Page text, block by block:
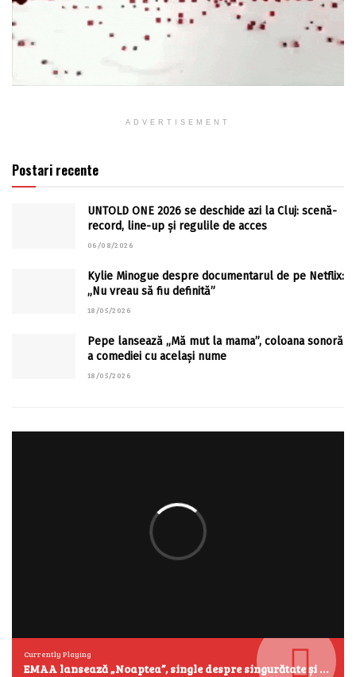
ADVERTISEMENT
Postari recente
UNTOLD ONE 2026 se deschide azi la Cluj: scenă-
record, line-up și regulile de acces
06/08/2026
Kylie Minogue despre documentarul de pe Netflix:
„Nu vreau să fiu definită”
18/05/2026
Pepe lansează „Mă mut la mama”, coloana sonoră
a comediei cu același nume
18/05/2026
Currently Playing
EMAA lansează „Noaptea”, single despre singurătate și emoțiile care se aud cel mai clar după miezul nopții